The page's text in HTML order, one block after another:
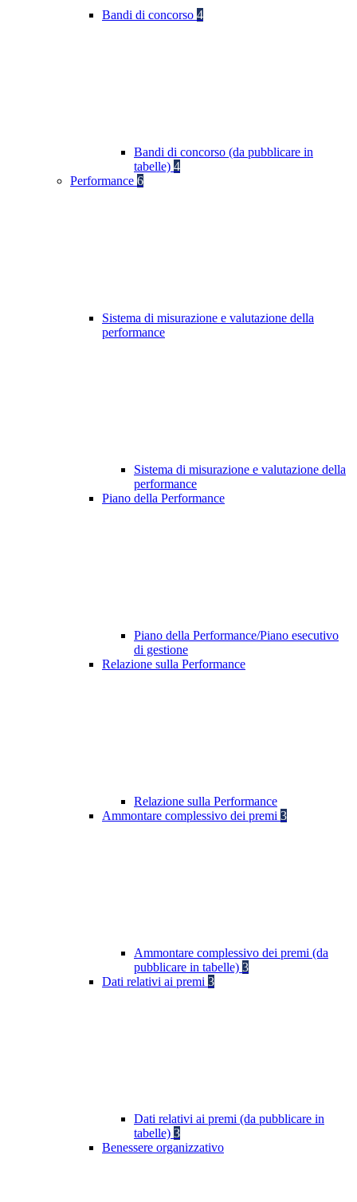
Bandi di concorso 4
Bandi di concorso (da pubblicare in
tabelle) 4
Performance 6
Sistema di misurazione e valutazione della
performance
Sistema di misurazione e valutazione della
performance
Piano della Performance
Piano della Performance/Piano esecutivo
di gestione
Relazione sulla Performance
Relazione sulla Performance
Ammontare complessivo dei premi 3
Ammontare complessivo dei premi (da
pubblicare in tabelle) 3
Dati relativi ai premi 3
Dati relativi ai premi (da pubblicare in
tabelle) 3
Benessere organizzativo